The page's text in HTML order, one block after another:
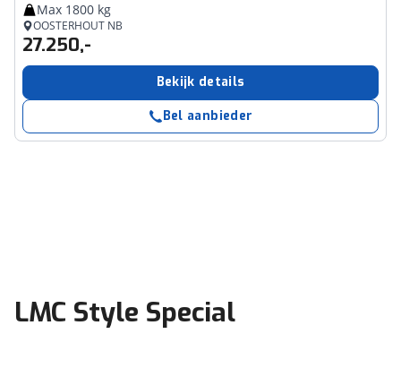
Max 1800 kg
OOSTERHOUT NB
27.250,-
Bekijk details
Bel aanbieder
LMC Style Special